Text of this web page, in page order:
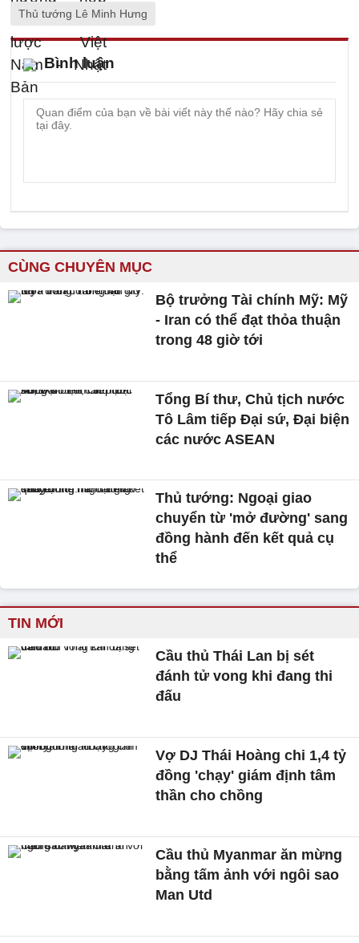
Thủ tướng Lê Minh Hưng
Bình luận
CÙNG CHUYÊN MỤC
Bộ trưởng Tài chính Mỹ: Mỹ
- Iran có thể đạt thỏa thuận
trong 48 giờ tới
Tổng Bí thư, Chủ tịch nước
Tô Lâm tiếp Đại sứ, Đại biện
các nước ASEAN
Thủ tướng: Ngoại giao
chuyển từ 'mở đường' sang
đồng hành đến kết quả cụ
thể
TIN MỚI
Cầu thủ Thái Lan bị sét
đánh tử vong khi đang thi
đấu
Vợ DJ Thái Hoàng chi 1,4 tỷ
đồng 'chạy' giám định tâm
thần cho chồng
Cầu thủ Myanmar ăn mừng
bằng tấm ảnh với ngôi sao
Man Utd